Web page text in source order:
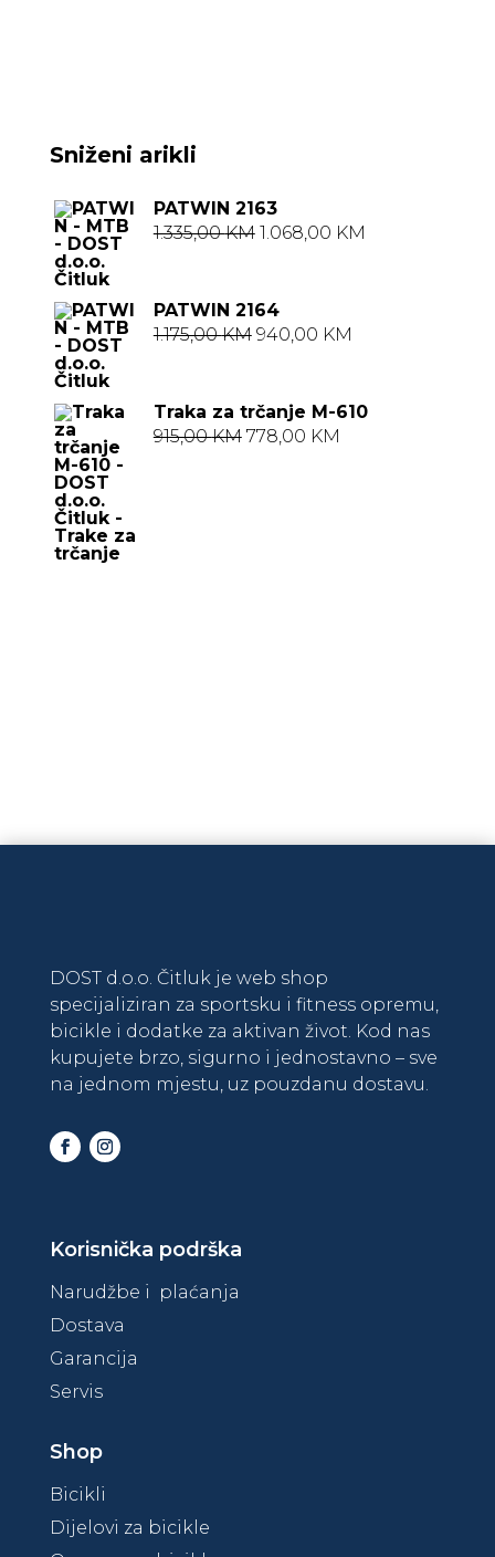
Sniženi arikli
PATWIN 2163
1.335,00KM Izvorna
je:
1.068,00 KM
PATWIN 2164
1.175,00KM Izvorna
je:
940,00 KM
Traka za trčanje M-610
915,00KM Izvorna
778,00 KM
DOST d.o.o. Čitluk je web shop
specijaliziran za sportsku i fitness opremu,
bicikle i dodatke za aktivan život. Kod nas
kupujete brzo, sigurno i jednostavno – sve
na jednom mjestu, uz pouzdanu dostavu.
Korisnička podrška
Narudžbe i plaćanja
Dostava
Garancija
Servis
Shop
Bicikli
Dijelovi za bicikle